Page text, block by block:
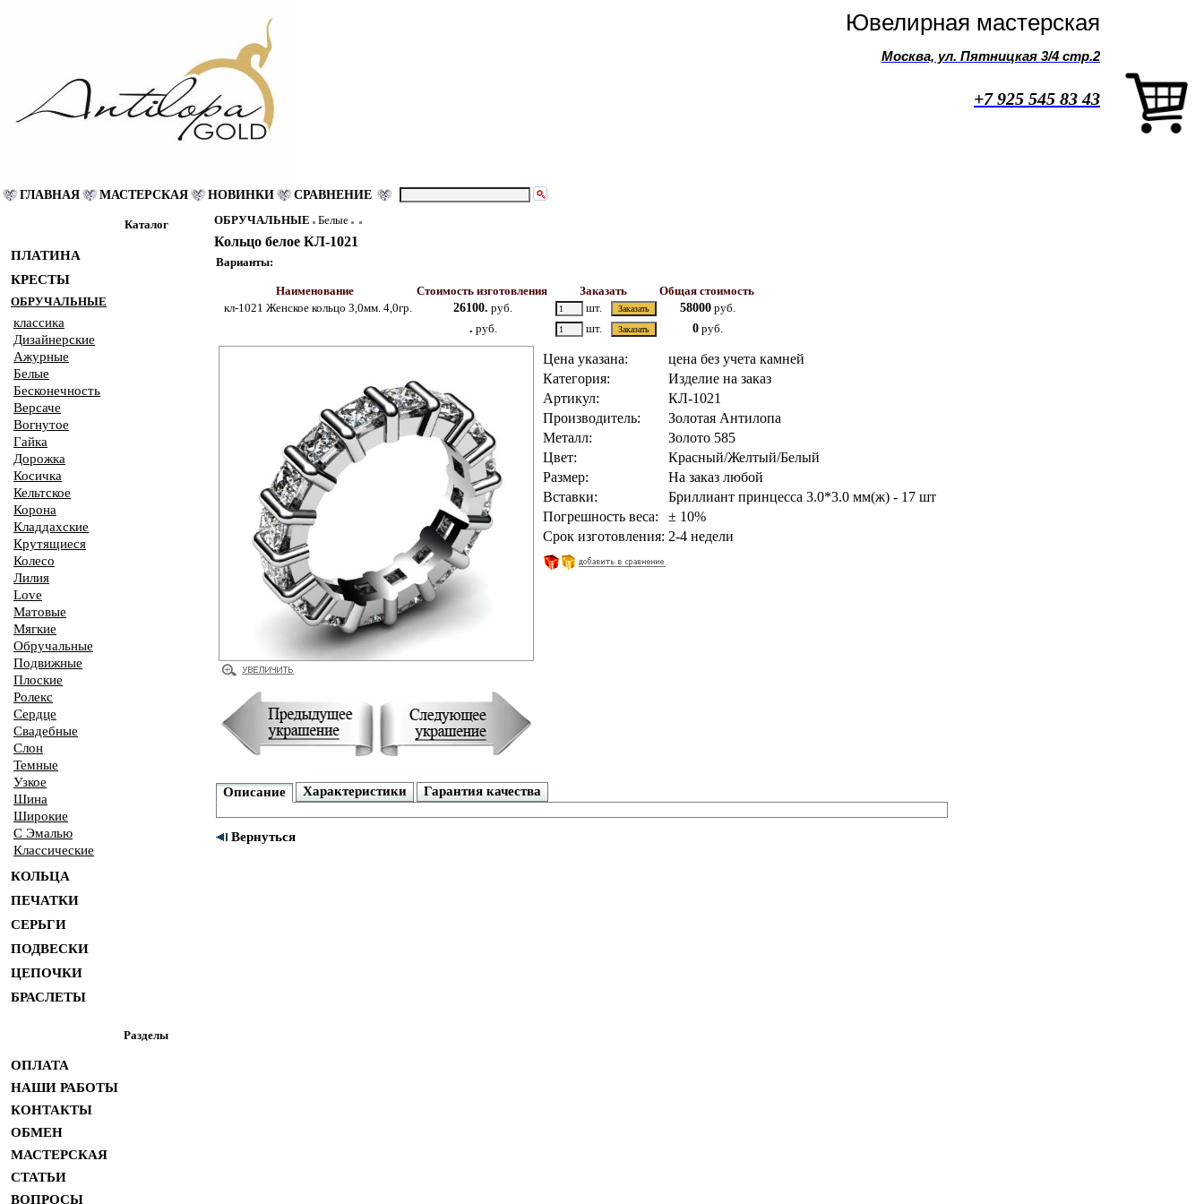
Ювелирная мастерская
Москва, ул. Пятницкая 3/4 стр.2
+7 925 545 83 43
ГЛАВНАЯ МАСТЕРСКАЯ НОВИНКИ СРАВНЕНИЕ
Каталог
ПЛАТИНА
КРЕСТЫ
ОБРУЧАЛЬНЫЕ
классика
Дизайнерские
Ажурные
Белые
Бесконечность
Версаче
Вогнутое
Гайка
Дорожка
Косичка
Кельтское
Корона
Кладдахские
Крутящиеся
Колесо
Лилия
Love
Матовые
Мягкие
Обручальные
Подвижные
Плоские
Ролекс
Сердце
Свадебные
Слон
Темные
Узкое
Шина
Широкие
С Эмалью
Классические
КОЛЬЦА
ПЕЧАТКИ
СЕРЬГИ
ПОДВЕСКИ
ЦЕПОЧКИ
БРАСЛЕТЫ
Разделы
ОПЛАТА
НАШИ РАБОТЫ
КОНТАКТЫ
ОБМЕН
МАСТЕРСКАЯ
СТАТЬИ
ВОПРОСЫ
ОБРУЧАЛЬНЫЕ Белые
Кольцо белое КЛ-1021
Варианты:
Наименование Стоимость изготовления Заказать
Общая стоимость
кл-1021 Женское кольцо 3,0мм. 4,0гр.
26100. руб. шт. 58000 руб.
. руб. шт. 0 руб.
Цена указана:
цена без учета камней
Категория:
Изделие на заказ
Артикул:
КЛ-1021
Производитель:
Золотая Антилопа
Металл:
Золото 585
Цвет:
Красный/Желтый/Белый
Размер:
На заказ любой
Вставки:
Бриллиант принцесса 3.0*3.0 мм(ж) - 17 шт
Погрешность веса:
± 10%
Срок изготовления: 2-4 недели
Описание Характеристики Гарантия качества
Вернуться